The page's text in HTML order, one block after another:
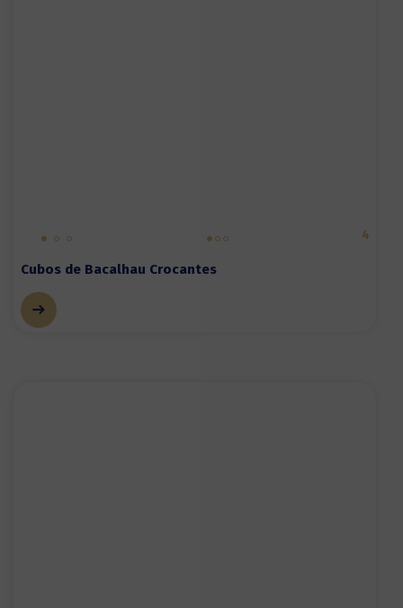
4
Cubos de Bacalhau Crocantes